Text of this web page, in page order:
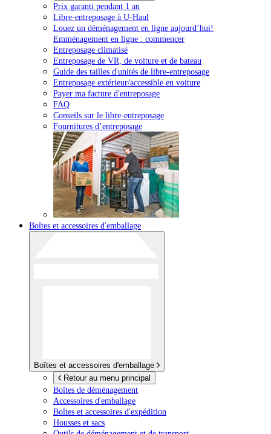
Prix garanti pendant 1 an
Libre-entreposage à U-Haul
Louez un déménagement en ligne aujourd’hui!
Emménagement en ligne : commencer
Entreposage climatisé
Entreposage de VR, de voiture et de bateau
Guide des tailles d'unités de libre-entreposage
Entreposage extérieur/accessible en voiture
Payer ma facture d'entreposage
FAQ
Conseils sur le libre-entreposage
Fournitures d’entreposage
Boîtes et accessoires d'emballage
Boîtes et accessoires d'emballage
Retour au menu principal
Boîtes de déménagement
Accessoires d'emballage
Boîtes et accessoires d'expédition
Housses et sacs